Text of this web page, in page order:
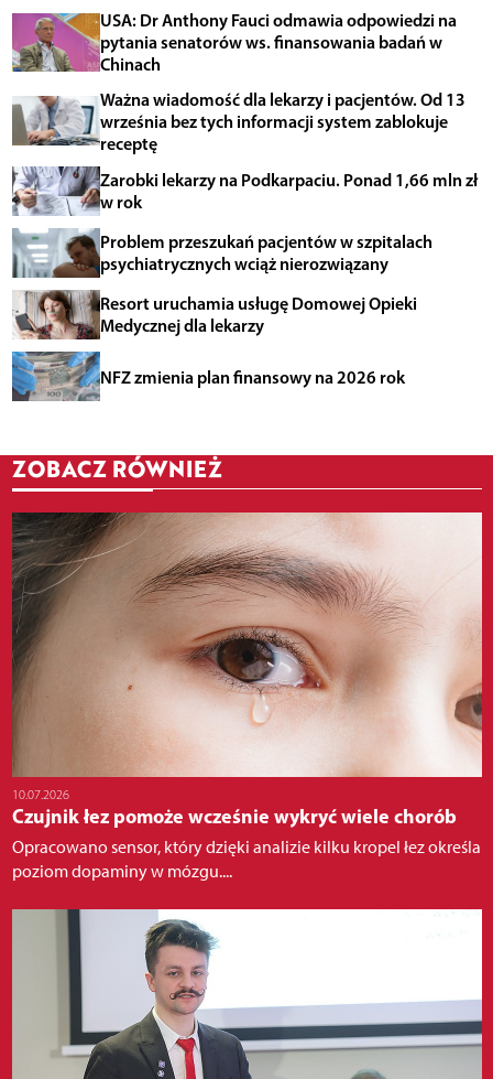
USA: Dr Anthony Fauci odmawia odpowiedzi na
pytania senatorów ws. finansowania badań w
Chinach
Ważna wiadomość dla lekarzy i pacjentów. Od 13
września bez tych informacji system zablokuje
receptę
Zarobki lekarzy na Podkarpaciu. Ponad 1,66 mln zł
w rok
Problem przeszukań pacjentów w szpitalach
psychiatrycznych wciąż nierozwiązany
Resort uruchamia usługę Domowej Opieki
Medycznej dla lekarzy
NFZ zmienia plan finansowy na 2026 rok
ZOBACZ RÓWNIEŻ
10.07.2026
Czujnik łez pomoże wcześnie wykryć wiele chorób
Opracowano sensor, który dzięki analizie kilku kropel łez określa
poziom dopaminy w mózgu....